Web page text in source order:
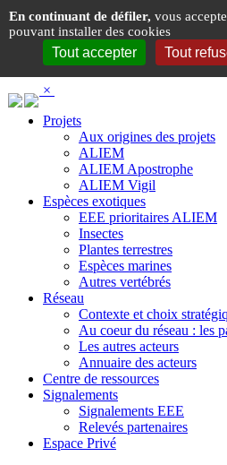
×
Projets
Aux origines des projets
ALIEM
ALIEM Apostrophe
ALIEM Vigil
Espèces exotiques
EEE prioritaires ALIEM
Insectes
Plantes terrestres
Espèces marines
Autres vertébrés
Réseau
Contexte et choix
Au coeur du réseau : les
Les autres acteurs
Annuaire des acteurs
Centre de ressources
Signalements
Signalements EEE
Relevés partenaires
Espace Privé
Panneau de gestion des cookies
En continuant de défiler, vous
pouvant installer des cookies
Tout accepter Tout